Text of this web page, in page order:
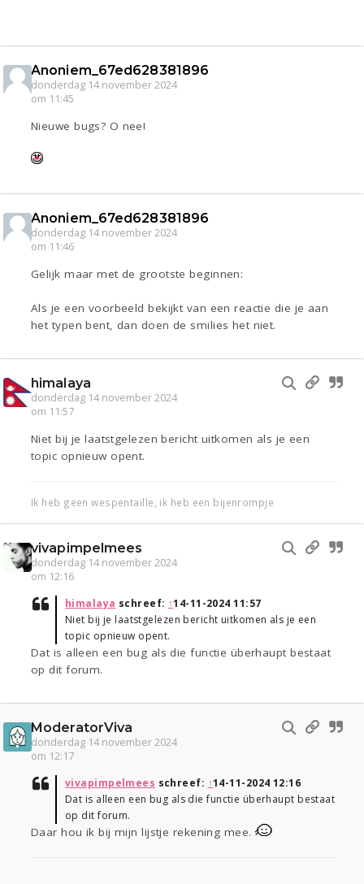
Anoniem_67ed628381896
donderdag 14 november 2024
om 11:45
Nieuwe bugs? O nee!
Anoniem_67ed628381896
donderdag 14 november 2024
om 11:46
Gelijk maar met de grootste beginnen:
Als je een voorbeeld bekijkt van een reactie die je aan
het typen bent, dan doen de smilies het niet.
himalaya
donderdag 14 november 2024
om 11:57
Niet bij je laatstgelezen bericht uitkomen als je een
topic opnieuw opent.
Ik heb geen wespentaille, ik heb een bijenrompje
vivapimpelmees
donderdag 14 november 2024
om 12:16
himalaya schreef: ↑14-11-2024 11:57
Niet bij je laatstgelezen bericht uitkomen als je een
topic opnieuw opent.
Dat is alleen een bug als die functie überhaupt bestaat
op dit forum.
ModeratorViva
donderdag 14 november 2024
om 12:17
vivapimpelmees schreef: ↑14-11-2024 12:16
Dat is alleen een bug als die functie überhaupt bestaat
op dit forum.
Daar hou ik bij mijn lijstje rekening mee.